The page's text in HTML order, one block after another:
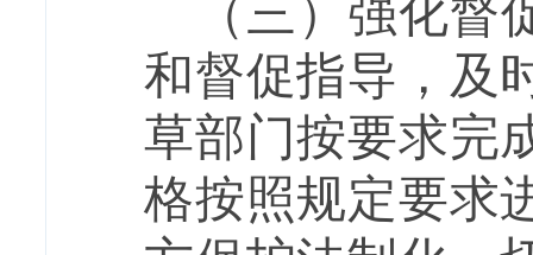
（三）强化督
和督促指导，及
草部门按要求完
格按照规定要求